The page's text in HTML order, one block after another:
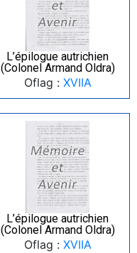
L’épilogue autrichien
(Colonel Armand Oldra)
Oflag : XVIIA
L’épilogue autrichien
(Colonel Armand Oldra)
Oflag : XVIIA